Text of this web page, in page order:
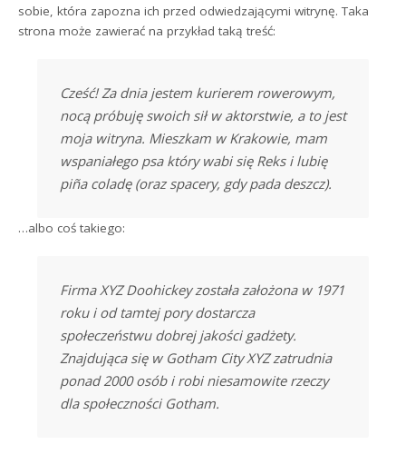
sobie, która zapozna ich przed odwiedzającymi witrynę. Taka
strona może zawierać na przykład taką treść:
Cześć! Za dnia jestem kurierem rowerowym,
nocą próbuję swoich sił w aktorstwie, a to jest
moja witryna. Mieszkam w Krakowie, mam
wspaniałego psa który wabi się Reks i lubię
piña coladę (oraz spacery, gdy pada deszcz).
…albo coś takiego:
Firma XYZ Doohickey została założona w 1971
roku i od tamtej pory dostarcza
społeczeństwu dobrej jakości gadżety.
Znajdująca się w Gotham City XYZ zatrudnia
ponad 2000 osób i robi niesamowite rzeczy
dla społeczności Gotham.